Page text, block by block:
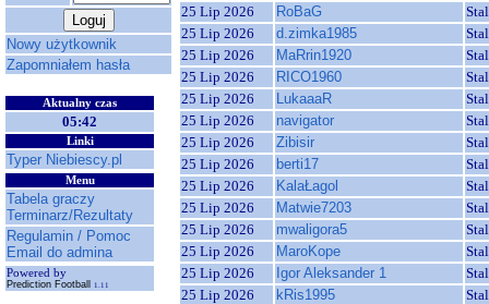
Nowy użytkownik
Zapomniałem hasła
Aktualny czas
05:42
Linki
Typer Niebiescy.pl
Menu
Tabela graczy
Terminarz/Rezultaty
Regulamin / Pomoc
Email do admina
Powered by
Prediction Football 1.11
25 Lip 2026
RoBaG
25 Lip 2026
d.zimka1985
25 Lip 2026
MaRrin1920
25 Lip 2026
RICO1960
25 Lip 2026
LukaaaR
25 Lip 2026
navigator
25 Lip 2026
Zibisir
25 Lip 2026
berti17
25 Lip 2026
KalaŁagol
25 Lip 2026
Matwie7203
25 Lip 2026
mwaligora5
25 Lip 2026
MaroKope
25 Lip 2026
Igor Aleksander 1
25 Lip 2026
kRis1995